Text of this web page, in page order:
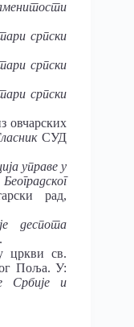
српски
српски
српски
овчарских
СУД
управе у
рад,
деспота
цркви св.
Поља. У:
Србије и